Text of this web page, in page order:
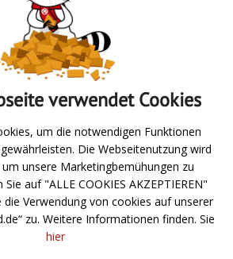
Absenden
verwendet Cookies
um die notwendigen Funktionen
Die Webseitenutzung wird
unsere Marketingbemühungen zu
auf "ALLE COOKIES AKZEPTIEREN"
die Verwendung von cookies auf unserer
zu. Weitere Informationen finden. Sie
hier